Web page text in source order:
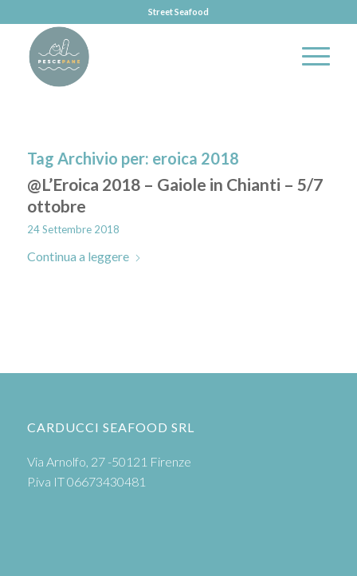
Street Seafood
Tag Archivio per: eroica 2018
@L’Eroica 2018 – Gaiole in Chianti – 5/7
ottobre
24 Settembre 2018
Continua a leggere
CARDUCCI SEAFOOD SRL
Via Arnolfo, 27 -50121 Firenze
P.iva IT 06673430481